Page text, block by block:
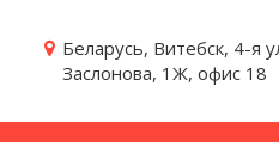
Беларусь, Витебск, 4-я
Заслонова, 1Ж, офис 18